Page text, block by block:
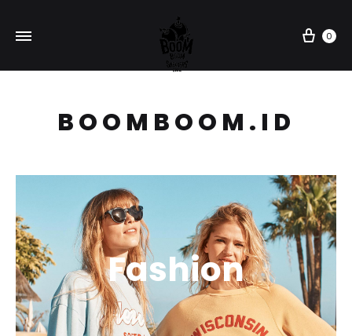
Cart
0
BOOMBOOM.ID
Fashion